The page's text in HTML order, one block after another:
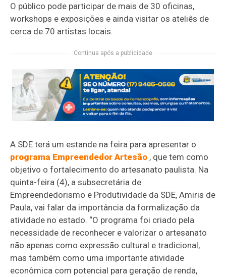
O público pode participar de mais de 30 oficinas,
workshops e exposições e ainda visitar os ateliês de
cerca de 70 artistas locais.
Continua após a publicidade
A SDE terá um estande na feira para apresentar o
programa Empreendedor Artesão , que tem como
objetivo o fortalecimento do artesanato paulista. Na
quinta-feira (4), a subsecretária de
Empreendedorismo e Produtividade da SDE, Amiris de
Paula, vai falar da importância da formalização da
atividade no estado. “O programa foi criado pela
necessidade de reconhecer e valorizar o artesanato
não apenas como expressão cultural e tradicional,
mas também como uma importante atividade
econômica com potencial para geração de renda,